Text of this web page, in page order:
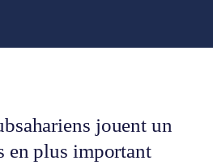
jouent un
en plus important